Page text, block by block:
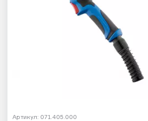
Артикул: 071.405.000